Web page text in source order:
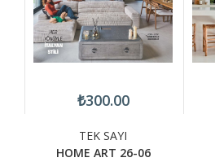
₺300.00
TEK SAYI
HOME ART 26-06